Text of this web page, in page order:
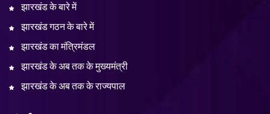
झारखंड के बारे में
झारखंड गठन के बारे में
झारखंड का मंत्रिमंडल
झारखंड के अब तक के मुख्यमंत्री
झारखंड के अब तक के राज्यपाल